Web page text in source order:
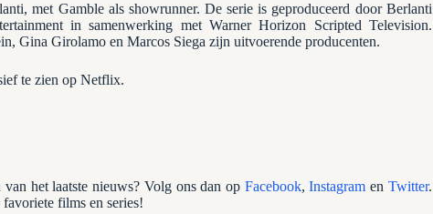
met Gamble als showrunner. De serie is geproduceerd door Berlanti
in samenwerking met Warner Horizon Scripted Television.
Gina Girolamo en Marcos Siega zijn uitvoerende producenten.
te zien op Netflix.
het laatste nieuws? Volg ons dan op Facebook,Instagramen Twitter.
films en series!